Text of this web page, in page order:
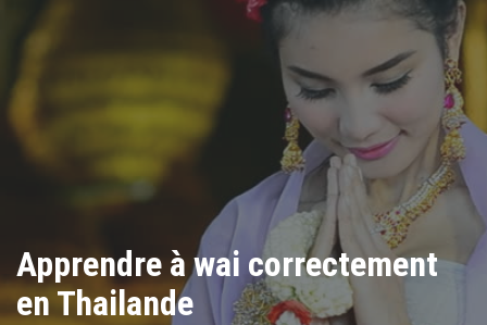
Apprendre à wai correctement
en Thailande